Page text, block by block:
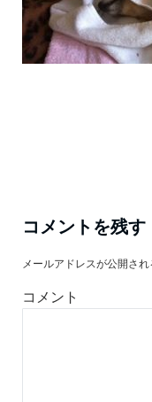
コメントを残す
メールアドレスが公開され
コメント